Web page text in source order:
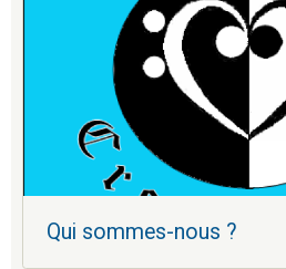
Qui sommes-nous ?